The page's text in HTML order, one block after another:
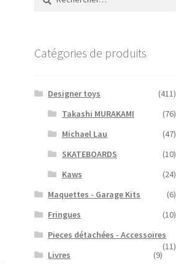
Catégories de produits
Designer toys
(411)
Takashi MURAKAMI
(76)
Michael Lau
(47)
SKATEBOARDS
(10)
Kaws
(24)
Maquettes - Garage Kits
(6)
Fringues
(10)
Pieces détachées - Accessoires
(11)
Livres
(9)